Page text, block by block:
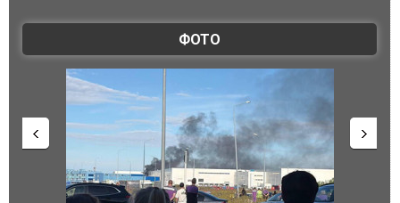
ФОТО